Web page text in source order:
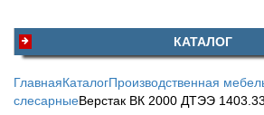
КАТАЛОГ
ГлавнаяКаталогПроизводственная
слесарныеВерстак ВК 2000 ДТЭЭ